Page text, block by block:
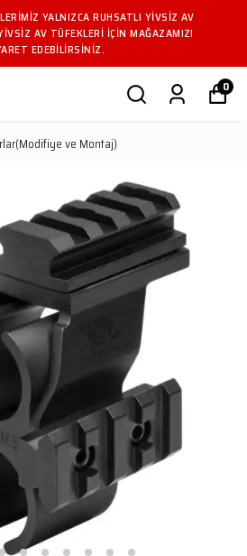
YALNIZCA RUHSATLI YIVSIZ AV
AV TÜFEKLERI IÇIN MAĞAZAMIZI
EDEBILIRSINIZ.
0
ve Montaj)